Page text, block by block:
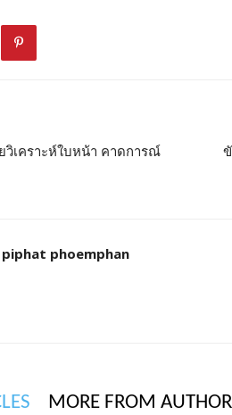
วิเคราะห์ใบหน้า คาดการณ์
piphat phoemphan
MORE FROM AUTHOR